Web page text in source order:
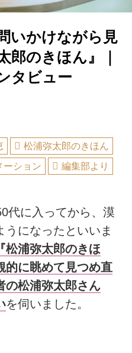
いかけながら見
郎のきほん』｜
タビュー
松浦弥太郎のきほん
ーション 編集部より
代に入ってから、漠
になったといいま
『松浦弥太郎のきほ
的に眺めて見つめ直
の松浦弥太郎さん
を伺いました。